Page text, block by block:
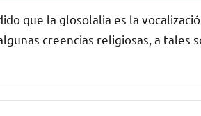
que la glosolalia es la
creencias religiosas, a tales